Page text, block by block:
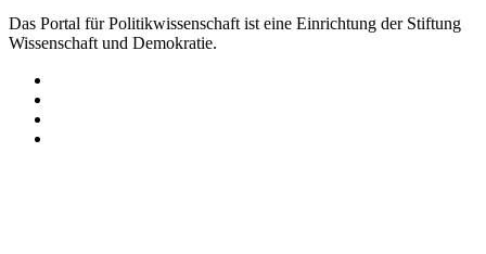
Das Portal für Politikwissenschaft ist eine Einrichtung der Stiftung
Wissenschaft und Demokratie.